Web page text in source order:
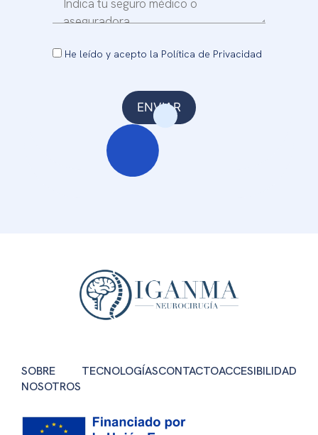
He leído y acepto la Política de Privacidad
SOBRE
NOSOTROS
TECNOLOGÍASCONTACTOACCESIBILIDAD